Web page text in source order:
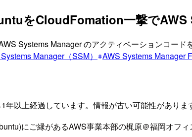
をCloudFomation一撃でAWS
Systems Manager のアクティベーションコード
Manager（SSM） AWS Systems Manager
年以上経過しています。情報が古い可能性がありま
にご縁があるAWS事業本部の梶原＠福岡オフィ